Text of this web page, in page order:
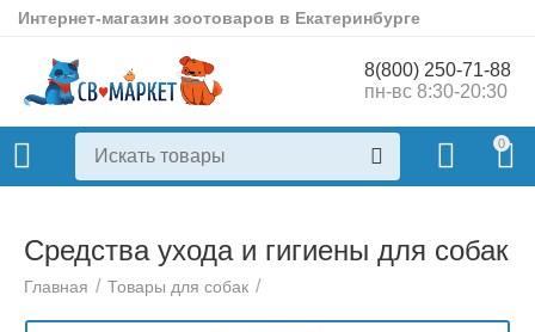
Интернет-магазин зоотоваров в Екатеринбурге
8(800) 250-71-88
пн-вс 8:30-20:30
0
Средства ухода и гигиены для собак
Главная / Товары для собак /